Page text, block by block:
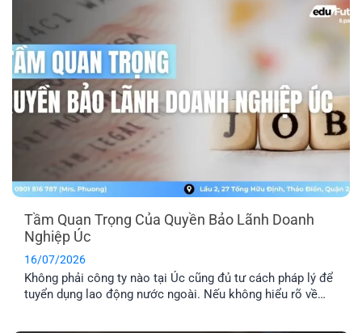
Tầm Quan Trọng Của Quyền Bảo Lãnh Doanh
Nghiệp Úc
16/07/2026
Không phải công ty nào tại Úc cũng đủ tư cách pháp lý để
tuyển dụng lao động nước ngoài. Nếu không hiểu rõ về